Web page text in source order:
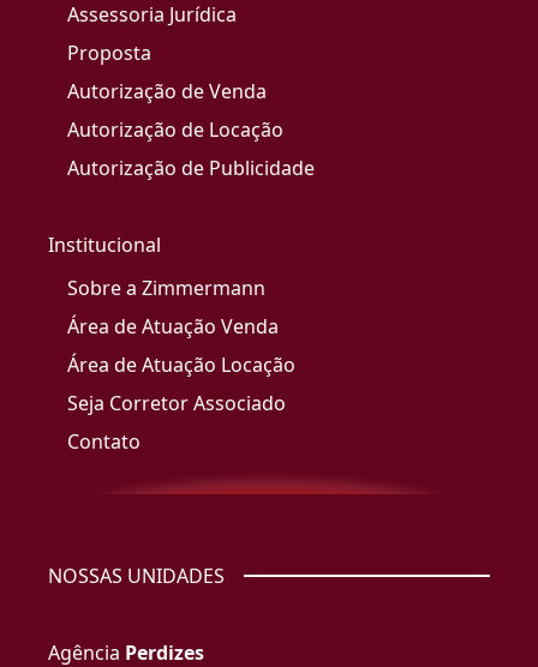
Assessoria Jurídica
Proposta
Autorização de Venda
Autorização de Locação
Autorização de Publicidade
Institucional
Sobre a Zimmermann
Área de Atuação Venda
Área de Atuação Locação
Seja Corretor Associado
Contato
NOSSAS UNIDADES
Agência Perdizes